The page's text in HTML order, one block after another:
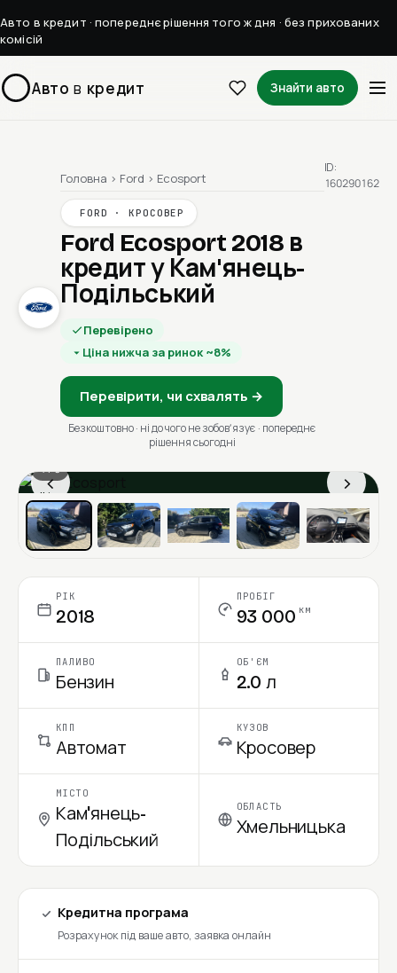
Авто в кредит · попереднє рішення того ж дня · без прихованих
комісій
Авто в кредит Знайти авто
Головна › Ford › Ecosport
FORD · КРОСОВЕР
Ford Ecosport 2018 в
кредит у Кам'янець-
Подільський
Перевірено
Ціна нижча за ринок ~8%
Перевірити, чи схвалять →
Безкоштовно · ні до чого не зобовʼязує · попереднє
рішення сьогодні
ID:
160290162
‹ ›
1 / 6
Ціна в місяць
РІК
2018
ПРОБІГ
93 000 км
ПАЛИВО
Бензин
ОБ'ЄМ
2.0 л
КПП
Автомат
КУЗОВ
Кросовер
МІСТО
Кам'янець-
Подільський
ОБЛАСТЬ
Хмельницька
Кредитна програма
Розрахунок під ваше авто, заявка онлайн